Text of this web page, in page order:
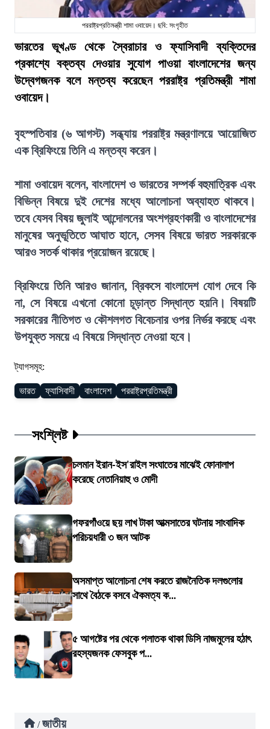
পররাষ্ট্রপ্রতিমন্ত্রী শামা ওবায়েদ। ছবি: সংগৃহীত
ভারতের ভূখণ্ড থেকে স্বৈরাচার ও ফ্যাসিবাদী ব্যক্তিদের
প্রকাশ্যে বক্তব্য দেওয়ার সুযোগ পাওয়া বাংলাদেশের জন্য
উদ্বেগজনক বলে মন্তব্য করেছেন পররাষ্ট্র প্রতিমন্ত্রী শামা
ওবায়েদ।
বৃহস্পতিবার (৬ আগস্ট) সন্ধ্যায় পররাষ্ট্র মন্ত্রণালয়ে আয়োজিত
এক ব্রিফিংয়ে তিনি এ মন্তব্য করেন।
শামা ওবায়েদ বলেন, বাংলাদেশ ও ভারতের সম্পর্ক বহুমাত্রিক এবং
বিভিন্ন বিষয়ে দুই দেশের মধ্যে আলোচনা অব্যাহত থাকবে।
তবে যেসব বিষয় জুলাই আন্দোলনের অংশগ্রহণকারী ও বাংলাদেশের
মানুষের অনুভূতিতে আঘাত হানে, সেসব বিষয়ে ভারত সরকারকে
আরও সতর্ক থাকার প্রয়োজন রয়েছে।
ব্রিফিংয়ে তিনি আরও জানান, ব্রিকসে বাংলাদেশ যোগ দেবে কি
না, সে বিষয়ে এখনো কোনো চূড়ান্ত সিদ্ধান্ত হয়নি। বিষয়টি
সরকারের নীতিগত ও কৌশলগত বিবেচনার ওপর নির্ভর করছে এবং
উপযুক্ত সময়ে এ বিষয়ে সিদ্ধান্ত নেওয়া হবে।
ট্যাগসমূহ:
ভারত ফ্যাসিবাদী বাংলাদেশ পররাষ্ট্রপ্রতিমন্ত্রী
সংশ্লিষ্ট
চলমান ইরান-ইস'রাইল সংঘাতের মাঝেই ফোনালাপ
করেছে নেতানিয়াহু ও মোদী
গফরগাঁওয়ে ছয় লাখ টাকা আত্মসাতের ঘটনায় সাংবাদিক
পরিচয়ধারী ৩ জন আটক
অসমাপ্ত আলোচনা শেষ করতে রাজনৈতিক দলগুলোর
সাথে বৈঠকে বসবে ঐকমত্য ক...
৫ আগষ্টের পর থেকে পলাতক থাকা ডিসি নাজমুলের হঠাৎ
রহস্যজনক ফেসবুক প...
/ জাতীয়